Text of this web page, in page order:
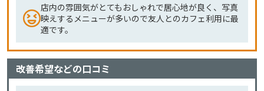
店内の雰囲気がとてもおしゃれで居心地が良く、写真
映えするメニューが多いので友人とのカフェ利用に最
適です。
改善希望などの口コミ